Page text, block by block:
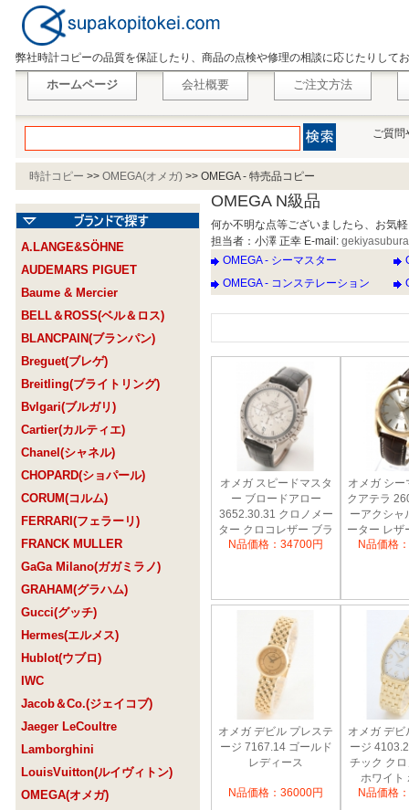
弊社時計コピーの品質を保証したり、商品の点検や修理の相談に応じたりして
ホームページ 会社概要 ご注文方法
ご質問
時計コピー >> OMEGA(オメガ) >> OMEGA - 特売品コピー
A.LANGE&SÖHNE
AUDEMARS PIGUET
Baume & Mercier
BELL＆ROSS(ベル＆ロス)
BLANCPAIN(ブランパン)
Breguet(ブレゲ)
Breitling(ブライトリング)
Bvlgari(ブルガリ)
Cartier(カルティエ)
Chanel(シャネル)
CHOPARD(ショパール)
CORUM(コルム)
FERRARI(フェラーリ)
FRANCK MULLER
GaGa Milano(ガガミラノ)
GRAHAM(グラハム)
Gucci(グッチ)
Hermes(エルメス)
Hublot(ウブロ)
IWC
Jacob＆Co.(ジェイコブ)
Jaeger LeCoultre
Lamborghini
LouisVuitton(ルイヴィトン)
OMEGA(オメガ)
OMEGA N級品
何か不明な点等ございましたら、お気
担当者：小澤 正幸 E-mail:
OMEGA - シーマスター
OMEGA - コンステレーション
オメガ スピードマスタ
ー ブロードアロー
3652.30.31 クロノメー
ター クロコレザー ブラ
ック/シルバー メンズ
N品価格：34700円
オメガ シー
クアテラ
ーアクシャ
ーター レザ
シルバ
N品価格
オメガ デビル プレステ
ージ 7167.14 ゴールド
レディース
N品価格：36000円
オメガ デビ
ージ
チック ク
ホワイト
N品価格